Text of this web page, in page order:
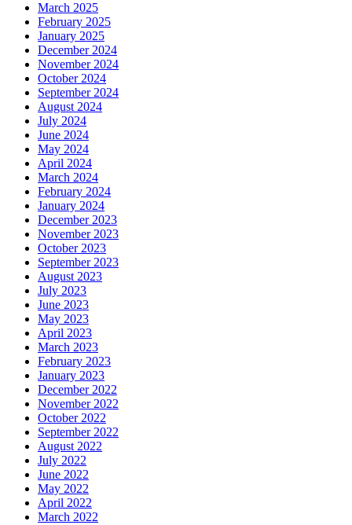
March 2025
February 2025
January 2025
December 2024
November 2024
October 2024
September 2024
August 2024
July 2024
June 2024
May 2024
April 2024
March 2024
February 2024
January 2024
December 2023
November 2023
October 2023
September 2023
August 2023
July 2023
June 2023
May 2023
April 2023
March 2023
February 2023
January 2023
December 2022
November 2022
October 2022
September 2022
August 2022
July 2022
June 2022
May 2022
April 2022
March 2022